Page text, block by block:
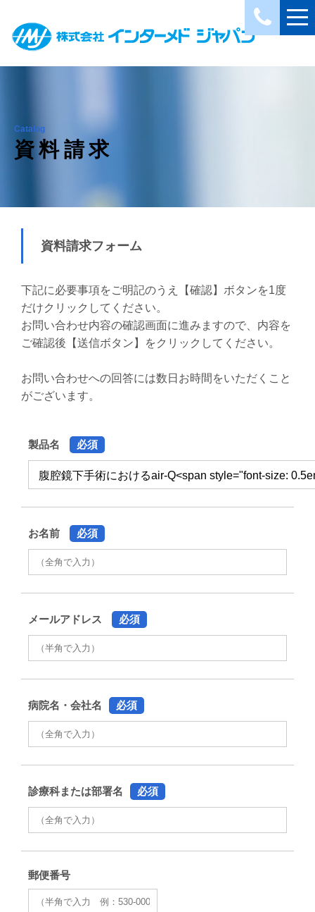
Catalog
資料請求
資料請求フォーム
下記に必要事項をご明記のうえ【確認】ボタンを1度
だけクリックしてください。
お問い合わせ内容の確認画面に進みますので、内容を
ご確認後【送信ボタン】をクリックしてください。
お問い合わせへの回答には数日お時間をいただくこと
がございます。
製品名 必須
お名前 必須
メールアドレス 必須
病院名・会社名 必須
診療科または部署名 必須
郵便番号